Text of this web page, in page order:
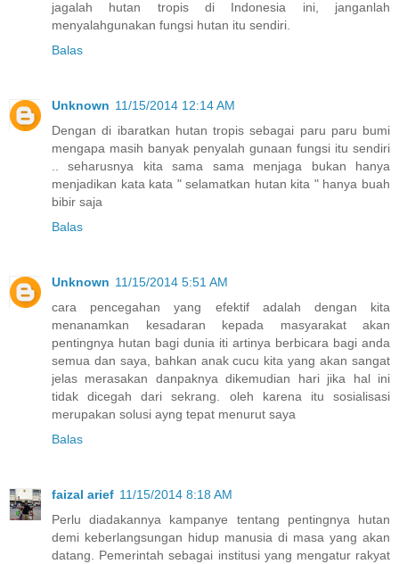
jagalah hutan tropis di Indonesia ini, janganlah
menyalahgunakan fungsi hutan itu sendiri.
Balas
Unknown 11/15/2014 12:14 AM
Dengan di ibaratkan hutan tropis sebagai paru paru bumi
mengapa masih banyak penyalah gunaan fungsi itu sendiri
.. seharusnya kita sama sama menjaga bukan hanya
menjadikan kata kata " selamatkan hutan kita " hanya buah
bibir saja
Balas
Unknown 11/15/2014 5:51 AM
cara pencegahan yang efektif adalah dengan kita
menanamkan kesadaran kepada masyarakat akan
pentingnya hutan bagi dunia iti artinya berbicara bagi anda
semua dan saya, bahkan anak cucu kita yang akan sangat
jelas merasakan danpaknya dikemudian hari jika hal ini
tidak dicegah dari sekrang. oleh karena itu sosialisasi
merupakan solusi ayng tepat menurut saya
Balas
faizal arief 11/15/2014 8:18 AM
Perlu diadakannya kampanye tentang pentingnya hutan
demi keberlangsungan hidup manusia di masa yang akan
datang. Pemerintah sebagai institusi yang mengatur rakyat